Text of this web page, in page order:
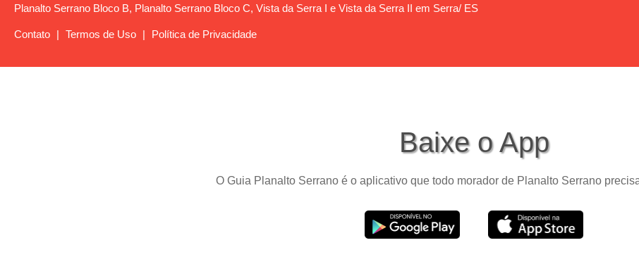
Planalto Serrano Bloco B, Planalto Serrano Bloco C, Vista da Serra I e Vista da Serra II em Serra/ ES
Contato | Termos de Uso | Política de Privacidade
Baixe o App
O Guia Planalto Serrano é o aplicativo que todo morador de Planalto Serrano